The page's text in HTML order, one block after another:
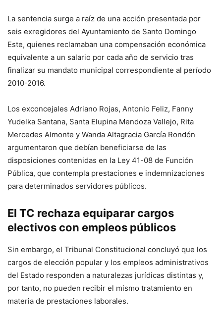
La sentencia surge a raíz de una acción presentada por
seis exregidores del Ayuntamiento de Santo Domingo
Este, quienes reclamaban una compensación económica
equivalente a un salario por cada año de servicio tras
finalizar su mandato municipal correspondiente al período
2010-2016.
Los exconcejales Adriano Rojas, Antonio Feliz, Fanny
Yudelka Santana, Santa Elupina Mendoza Vallejo, Rita
Mercedes Almonte y Wanda Altagracia García Rondón
argumentaron que debían beneficiarse de las
disposiciones contenidas en la Ley 41-08 de Función
Pública, que contempla prestaciones e indemnizaciones
para determinados servidores públicos.
El TC rechaza equiparar cargos
electivos con empleos públicos
Sin embargo, el Tribunal Constitucional concluyó que los
cargos de elección popular y los empleos administrativos
del Estado responden a naturalezas jurídicas distintas y,
por tanto, no pueden recibir el mismo tratamiento en
materia de prestaciones laborales.